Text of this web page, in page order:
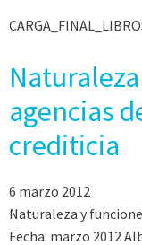
agencias
crediticia
6 marzo 2012
Naturaleza y
Fecha: marzo 2012